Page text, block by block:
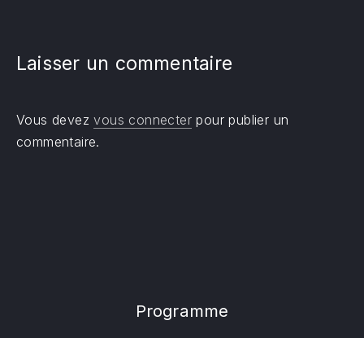
Laisser un commentaire
Vous devezvous connecter pour publier un
commentaire.
Programme